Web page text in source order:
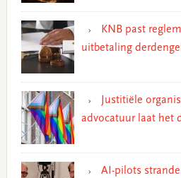
KNB past
uitbetaling
Justitiële
advocatuur laat het
AI-pilots